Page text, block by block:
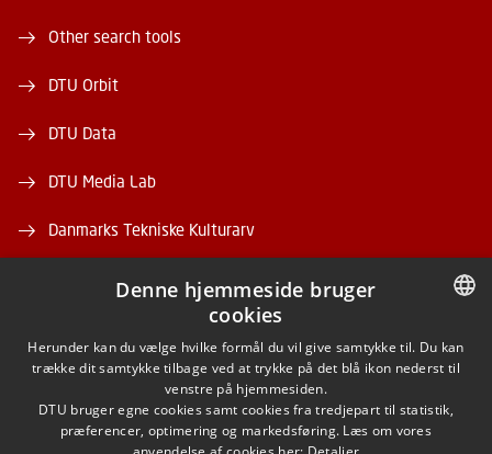
Other search tools
DTU Orbit
DTU Data
DTU Media Lab
Danmarks Tekniske Kulturarv
FACEBOOK
INSTAGRAM
DANISH
ENGLISH
Denne hjemmeside bruger
cookies
Herunder kan du vælge hvilke formål du vil give samtykke til. Du kan
trække dit samtykke tilbage ved at trykke på det blå ikon nederst til
venstre på hjemmesiden.
DTU bruger egne cookies samt cookies fra tredjepart til statistik,
præferencer, optimering og markedsføring. Læs om vores